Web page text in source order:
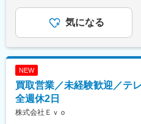
作駅、和泉多摩川駅、井荻駅
松島駅、ゆいの杜東駅、高久
守谷駅、ゆめみ野駅、北春日
駅、内宿駅、柏の葉キャンパ
武動物公園駅、上板橋駅、本
気になる
NEW
買取営業／未経験歓迎／テ
全週休2日
株式会社Ｅｖｏ